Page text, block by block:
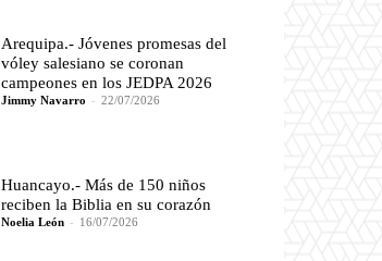
Arequipa.- Jóvenes promesas del
vóley salesiano se coronan
campeones en los JEDPA 2026
Jimmy Navarro - 22/07/2026
Huancayo.- Más de 150 niños
reciben la Biblia en su corazón
Noelia León - 16/07/2026